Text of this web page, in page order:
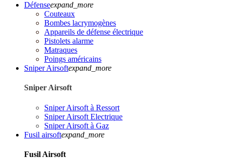
Défenseexpand_more
Couteaux
Bombes lacrymogènes
Appareils de défense électrique
Pistolets alarme
Matraques
Poings américains
Sniper Airsoftexpand_more
Sniper Airsoft
Sniper Airsoft à Ressort
Sniper Airsoft Electrique
Sniper Airsoft à Gaz
Fusil airsoftexpand_more
Fusil Airsoft